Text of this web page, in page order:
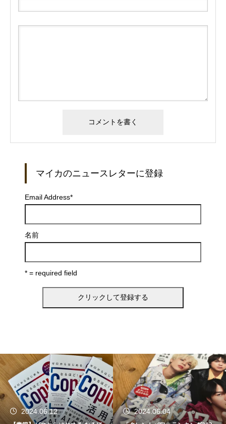
マイカのニュースレターに登録
Email Address*
名前
* = required field
2024.06.04